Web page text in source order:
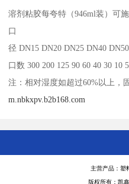
溶剂粘胶每夸特（946ml装）可
口
径 DN15 DN20 DN25 DN40
口数 300 200 125 90 60 40 30 10
注：相对湿度如超过60%以上，
m.nbkxpv.b2b168.com
主营产品：塑
版权所有：凯